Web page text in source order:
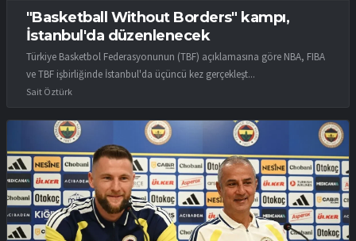
"Basketball Without Borders" kampı,
İstanbul'da düzenlenecek
Türkiye Basketbol Federasyonunun (TBF) açıklamasına göre NBA, FIBA
ve TBF işbirliğinde İstanbul'da üçüncü kez gerçekleşt...
Sait Öztürk